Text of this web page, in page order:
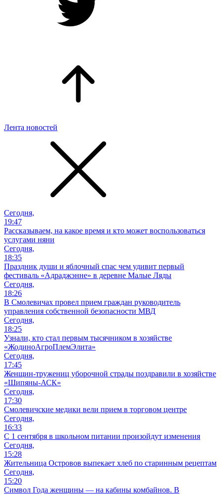
Лента новостей
Сегодня,
19:47
Рассказываем, на какое время и кто может воспользоваться
услугами няни
Сегодня,
18:35
Праздник души и яблочный спас чем удивит первый
фестиваль «Адраджэнне» в деревне Малые Ляды
Сегодня,
18:26
В Смолевичах провел прием граждан руководитель
управления собственной безопасности МВД
Сегодня,
18:25
Узнали, кто стал первым тысячником в хозяйстве
«ЖодиноАгроПлемЭлита»
Сегодня,
17:45
Женщин-тружениц уборочной страды поздравили в хозяйстве
«Шипяны-АСК»
Сегодня,
17:30
Смолевичские медики вели прием в торговом центре
Сегодня,
16:33
С 1 сентября в школьном питании произойдут изменения
Сегодня,
15:28
Жительница Островов выпекает хлеб по старинным рецептам
Сегодня,
15:20
Символ Года женщины — на кабины комбайнов. В